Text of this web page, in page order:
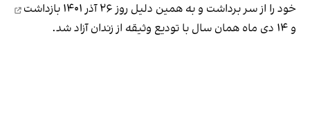
خود را از سر برداشت و به همین دلیل روز ۲۶ آذر ۱۴۰۱
بازداشت
و ۱۴ دی‌ ماه همان سال با تودیع وثیقه از زندان آزاد شد.